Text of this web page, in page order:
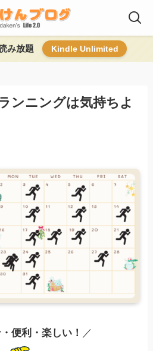
み放題 Kindle Unlimited
ンニングは気持ちよ
便利・楽しい！ ／